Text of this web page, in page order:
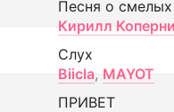
Песня о смелых
Кирилл
Слух
Biicla, MAYOT
ПРИВЕТ